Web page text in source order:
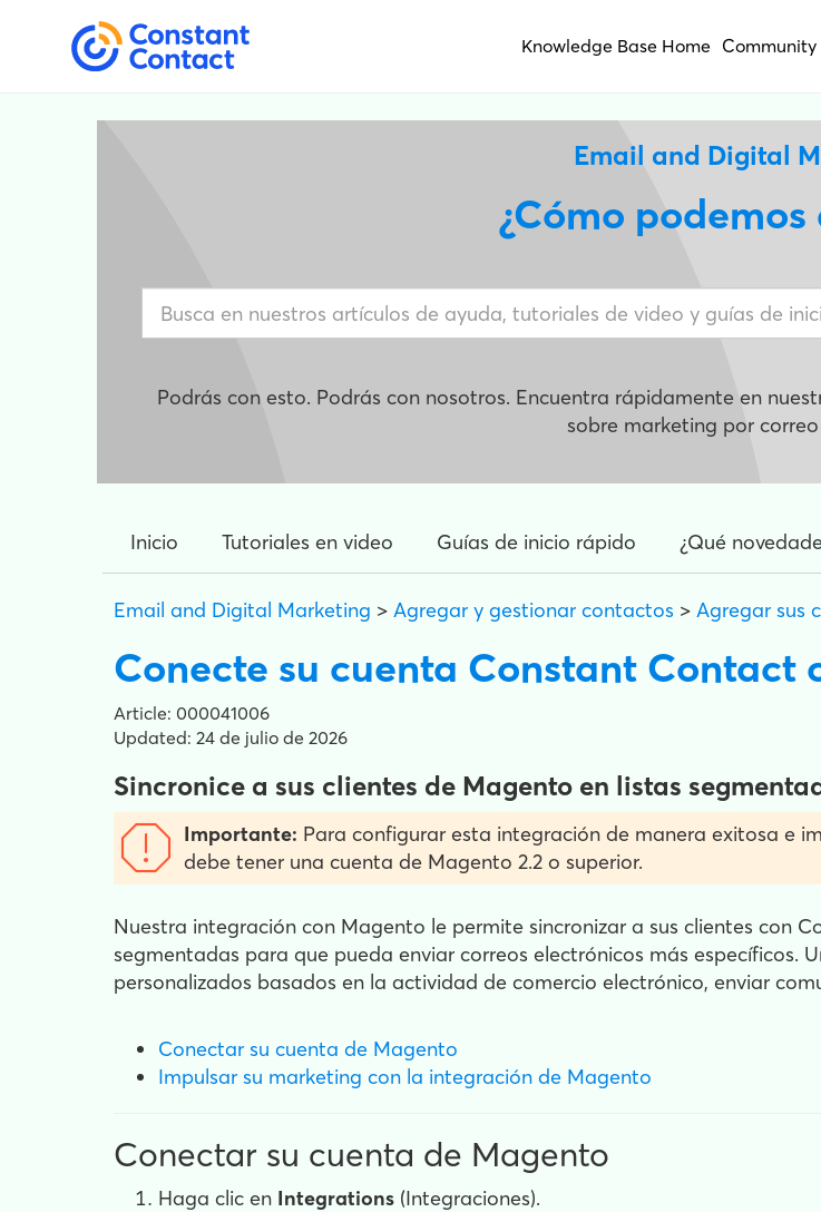
Knowledge Base Home Community
Email and Digital
¿Cómo
Podrás con esto. Podrás con nosotros. Encuentra rápidamente en
sobre marketing por
Inicio Tutoriales en video Guías de inicio rápido ¿Qué
Email and Digital Marketing > Agregar y gestionar contactos > Agregar sus
Conecte su cuenta Constant Contact
Article: 000041006
Updated: 24 de julio de 2026
Sincronice a sus clientes de Magento en listas
Importante: Para configurar esta integración de manera exitosa e
debe tener una cuenta de Magento 2.2 o superior.
Nuestra integración con Magento le permite sincronizar a sus clientes con
segmentadas para que pueda enviar correos electrónicos más específicos.
personalizados basados en la actividad de comercio electrónico, enviar
Conectar su cuenta de Magento
Impulsar su marketing con la integración de Magento
Conectar su cuenta de Magento
Haga clic en Integrations (Integraciones).